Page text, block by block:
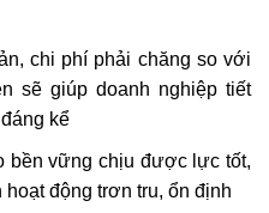
chi phí phải chăng so với
sẽ giúp doanh nghiệp tiết
kể
bền vững chịu được lực tốt,
động trơn tru, ổn định